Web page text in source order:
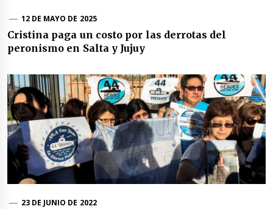
12 DE MAYO DE 2025
Cristina paga un costo por las derrotas del
peronismo en Salta y Jujuy
23 DE JUNIO DE 2022